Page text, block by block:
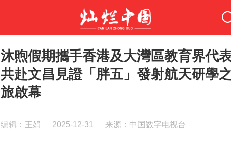
沐煦假期攜手香港及大灣區教育界代
共赴文昌見證「胖五」發射航天研學之
旅啟幕
编辑：王娟 2025-12-31 来源：中国数字电视台